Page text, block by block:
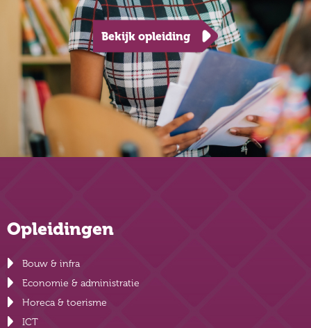
Bekijk opleiding
Opleidingen
Bouw & infra
Economie & administratie
Horeca & toerisme
ICT